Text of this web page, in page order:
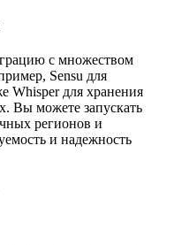
с множеством
Sensu для
Whisper для хранения
Вы можете запускать
регионов и
и надежность